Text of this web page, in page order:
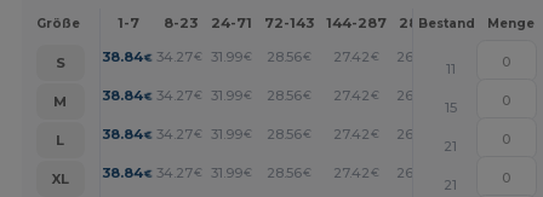
Größe 1-7 8-23 24-71 72-143 144-287 288 + Mehr
Bestand Menge
S 38.84€ 34.27€ 31.99€ 28.56€ 27.42€ 26.28
11
M
38.84€ 34.27€ 31.99€ 28.56€ 27.42€ 26.28
15
L
38.84€ 34.27€ 31.99€ 28.56€ 27.42€ 26.28
21
XL
38.84€ 34.27€ 31.99€ 28.56€ 27.42€ 26.28
21